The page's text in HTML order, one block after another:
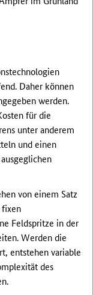
Daher können
werden.
für die
unter anderem
und einen
von einem Satz
Feldspritze in der
Werden die
entstehen variable
des